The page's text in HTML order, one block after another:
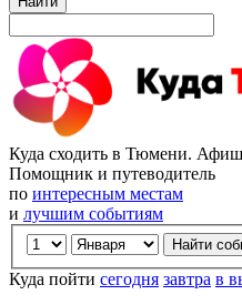
Куда сходить в Тюмени.
Помощник и путеводитель
по интересным местам
и лучшим событиям
Куда пойти сегодня завтра в